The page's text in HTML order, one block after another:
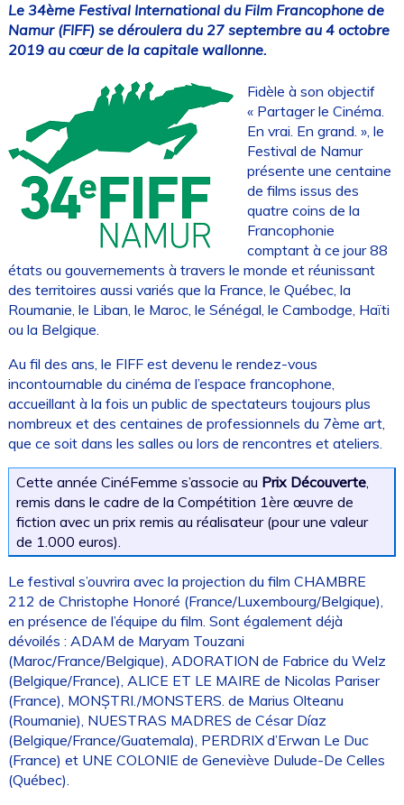
Le 34ème Festival International du Film Francophone de
Namur (FIFF) se déroulera du 27 septembre au 4 octobre
2019 au cœur de la capitale wallonne.
Fidèle à son objectif
« Partager le Cinéma.
En vrai. En grand. », le
Festival de Namur
présente une centaine
de films issus des
quatre coins de la
Francophonie
comptant à ce jour 88
états ou gouvernements à travers le monde et réunissant
des territoires aussi variés que la France, le Québec, la
Roumanie, le Liban, le Maroc, le Sénégal, le Cambodge, Haïti
ou la Belgique.
Au fil des ans, le FIFF est devenu le rendez-vous
incontournable du cinéma de l’espace francophone,
accueillant à la fois un public de spectateurs toujours plus
nombreux et des centaines de professionnels du 7ème art,
que ce soit dans les salles ou lors de rencontres et ateliers.
Cette année CinéFemme s’associe au Prix Découverte,
remis dans le cadre de la Compétition 1ère œuvre de
fiction avec un prix remis au réalisateur (pour une valeur
de 1.000 euros).
Le festival s’ouvrira avec la projection du film CHAMBRE
212 de Christophe Honoré (France/Luxembourg/Belgique),
en présence de l’équipe du film. Sont également déjà
dévoilés : ADAM de Maryam Touzani
(Maroc/France/Belgique), ADORATION de Fabrice du Welz
(Belgique/France), ALICE ET LE MAIRE de Nicolas Pariser
(France), MONȘTRI./MONSTERS. de Marius Olteanu
(Roumanie), NUESTRAS MADRES de César Díaz
(Belgique/France/Guatemala), PERDRIX d’Erwan Le Duc
(France) et UNE COLONIE de Geneviève Dulude-De Celles
(Québec).